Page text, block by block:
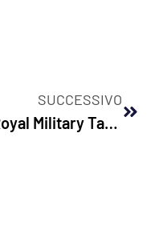
SUCCESSIVO
Il Royal Military Tattoo